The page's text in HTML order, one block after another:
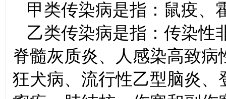
甲类传染病是指：鼠疫、
乙类传染病是指：传染性
脊髓灰质炎、人感染高致
狂犬病、流行性乙型脑炎